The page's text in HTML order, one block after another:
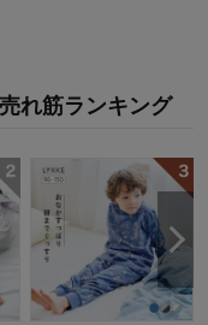
売れ筋ランキング